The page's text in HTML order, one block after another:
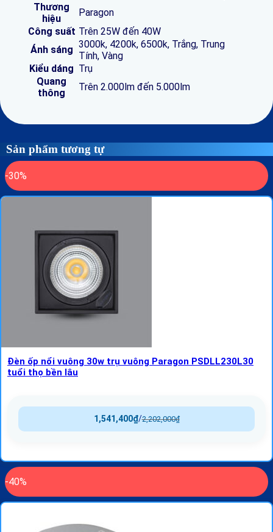
Thương
hiệu
Paragon
Công suất Trên 25W đến 40W
Ánh sáng 3000k, 4200k, 6500k, Trắng, Trung
Tính, Vàng
Kiểu dáng Trụ
Quang
thông
Trên 2.000lm đến 5.000lm
Sản phẩm tương tự
-30%
Đèn ốp nổi vuông 30w trụ vuông Paragon PSDLL230L30
tuổi thọ bền lâu
2,202,000₫
/
1,541,400₫
-40%